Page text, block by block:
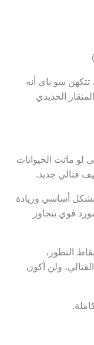
سو باي أنه
عصفور المنقار الحديدي
لو ماتت الحيوانات
قتالي جديد.
بشكل أساسي وزيادة
مورد قوي يتجاوز
التطور،
ولن أكون